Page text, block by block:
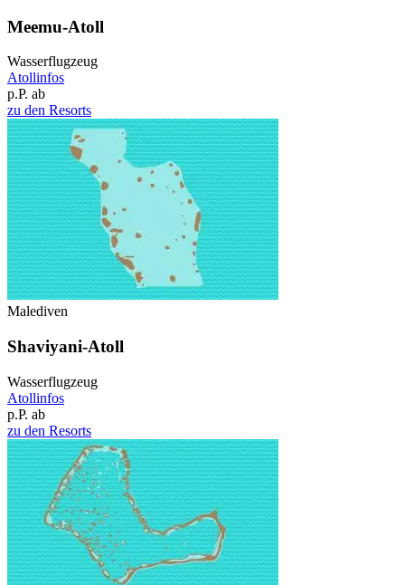
Meemu-Atoll
Wasserflugzeug
Atollinfos
p.P. ab
zu den Resorts
Malediven
Shaviyani-Atoll
Wasserflugzeug
Atollinfos
p.P. ab
zu den Resorts